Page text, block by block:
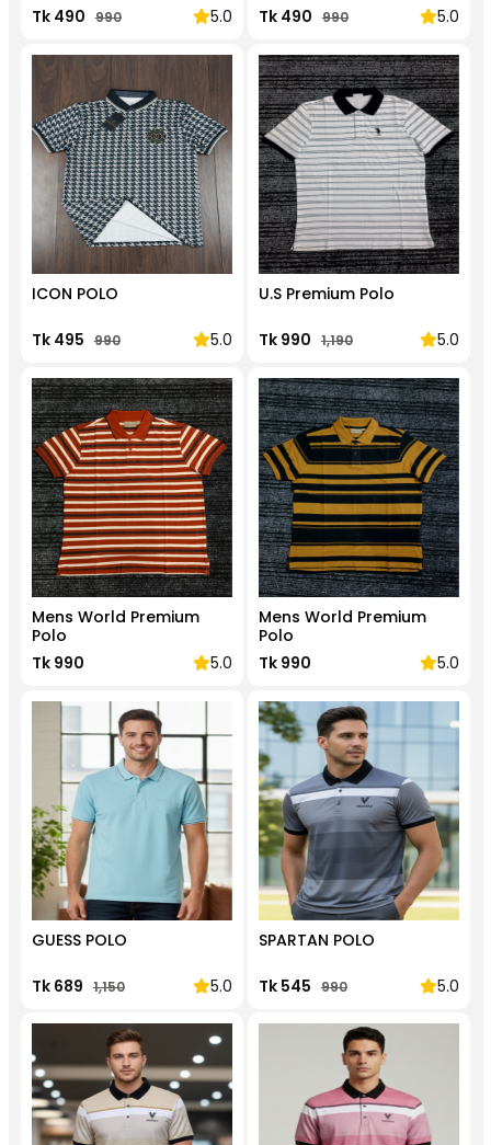
Tk 490 990 5.0 Tk 490 990 5.0
ICON POLO
Tk 495 990 5.0
U.S Premium Polo
Tk 990 1,190 5.0
Mens World Premium
Polo
Tk 990
5.0
Mens World Premium
Polo
Tk 990
5.0
GUESS POLO
Tk 689 1,150 5.0
SPARTAN POLO
Tk 545 990 5.0